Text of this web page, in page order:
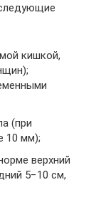
кишкой,
(при
10 мм);
верхний
5−10 см,